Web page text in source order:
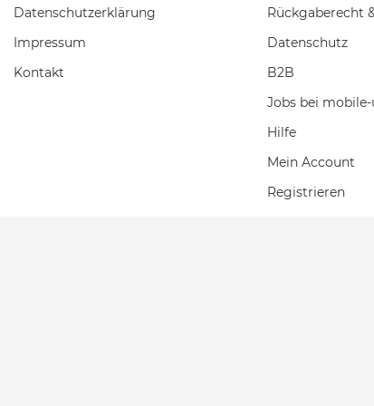
Daten­schutz­erklärung
Impressum
Kontakt
Rückgaberecht
Datenschutz
B2B
Jobs bei
Hilfe
Mein Account
Registrieren